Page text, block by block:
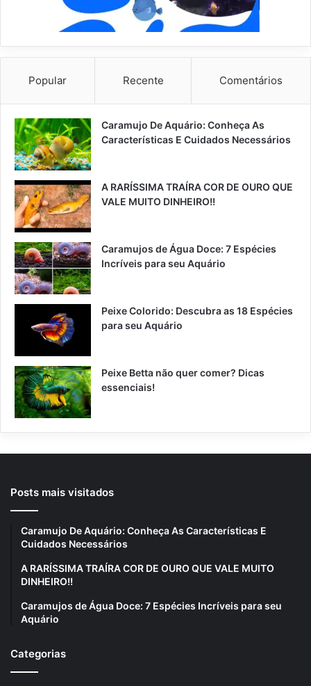
Popular Recente Comentários
Caramujo De Aquário: Conheça As
Características E Cuidados Necessários
A RARÍSSIMA TRAÍRA COR DE OURO QUE
VALE MUITO DINHEIRO!!
Caramujos de Água Doce: 7 Espécies
Incríveis para seu Aquário
Peixe Colorido: Descubra as 18 Espécies
para seu Aquário
Peixe Betta não quer comer? Dicas
essenciais!
Posts mais visitados
Caramujo De Aquário: Conheça As Características E
Cuidados Necessários
A RARÍSSIMA TRAÍRA COR DE OURO QUE VALE MUITO
DINHEIRO!!
Caramujos de Água Doce: 7 Espécies Incríveis para seu
Aquário
Categorias